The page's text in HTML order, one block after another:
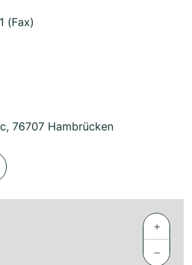
(Fax)
76707 Hambrücken
+
−